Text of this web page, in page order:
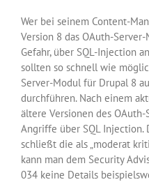
Wer bei seinem Content-
Version 8 das OAuth-
Gefahr, über SQL-Injection
sollten so schnell wie
Server-Modul für Drupal 8
durchführen. Nach einem
ältere Versionen des
Angriffe über SQL Injection.
schließt die als „moderat
kann man dem Security
034 keine Details